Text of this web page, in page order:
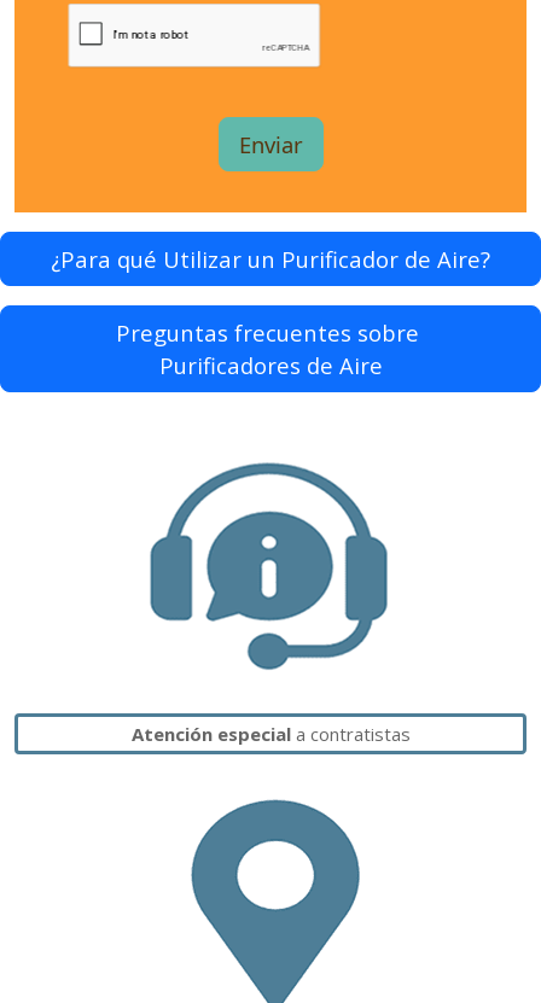
¿Para qué Utilizar un Purificador de Aire?
Preguntas frecuentes sobre
Purificadores de Aire
Atención especiala contratistas